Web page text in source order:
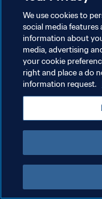
POLÍTICA DE
TERMOS DE SERVIÇO
ADMINISTRAR AS
We use cookies to
social media features
information about
media, advertising
your cookie
right and place a do
information request.